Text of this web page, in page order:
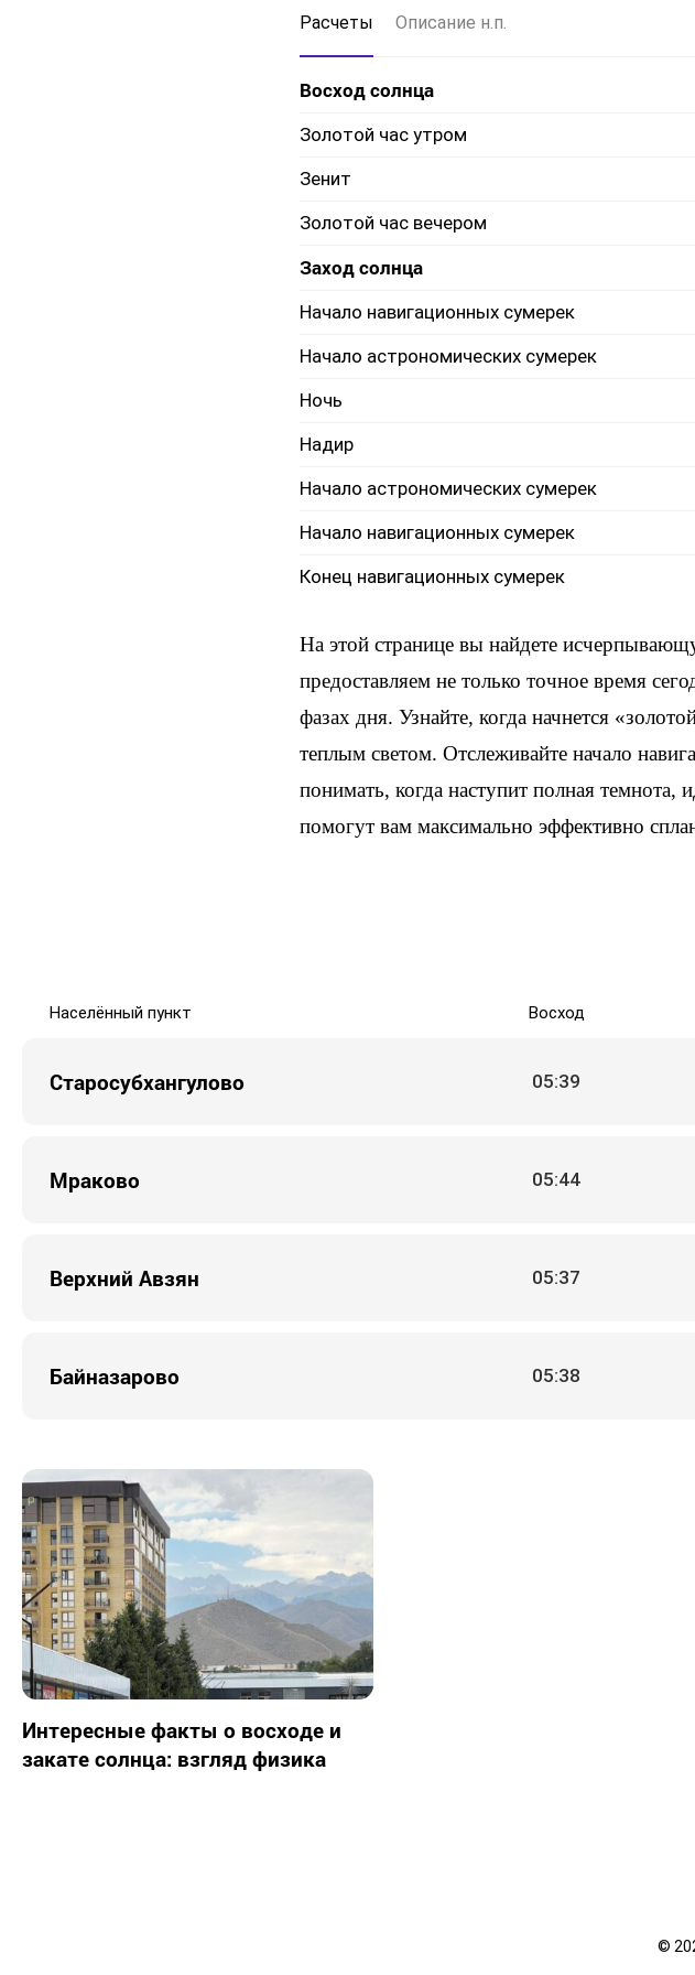
Расчеты Описание н.п.
Восход солнца
Золотой час утром
Зенит
Золотой час вечером
Заход солнца
Начало навигационных сумерек
Начало астрономических сумерек
Ночь
Надир
Начало астрономических сумерек
Начало навигационных сумерек
Конец навигационных сумерек
На этой странице вы найдете
предоставляем не только точное время
фазах дня. Узнайте, когда начнется
теплым светом. Отслеживайте начало
понимать, когда наступит полная темнота,
помогут вам максимально эффективно
Населённый пункт Восход
Старосубхангулово 05:39
Мраково 05:44
Верхний Авзян 05:37
Байназарово 05:38
Интересные факты о восходе и
закате солнца: взгляд физика
©